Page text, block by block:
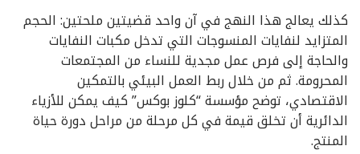
كذلك يعالج هذا النهج في آن واحد قضيتين ملحتين: الحجم
المتزايد لنفايات المنسوجات التي تدخل مكبات النفايات
والحاجة إلى فرص عمل مجدية للنساء من المجتمعات
المحرومة. ثم من خلال ربط العمل البيئي بالتمكين
الاقتصادي، توضح مؤسسة “كلوز بوكس” كيف يمكن للأزياء
الدائرية أن تخلق قيمة في كل مرحلة من مراحل دورة حياة
المنتج.